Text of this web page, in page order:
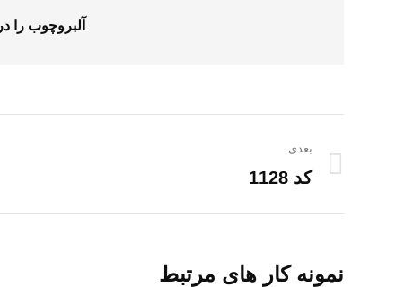
آلبروچوب را در
پروژه
بعدی
پروژه
کد 1128
نمونه کار های مرتبط